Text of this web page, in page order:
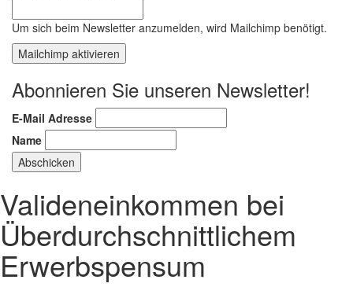
Um sich beim Newsletter anzumelden, wird Mailchimp benötigt.
Mailchimp aktivieren
Abonnieren Sie unseren Newsletter!
E-Mail Adresse
Name
Valideneinkommen bei
Überdurchschnittlichem
Erwerbspensum